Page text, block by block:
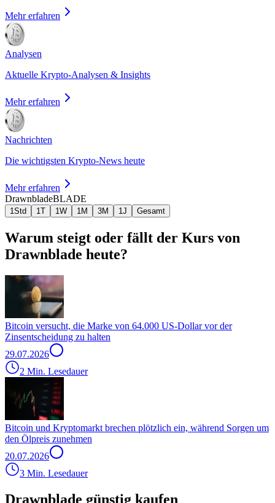
Mehr erfahren
Analysen
Aktuelle Krypto-Analysen & Insights
Mehr erfahren
Nachrichten
Die wichtigsten Krypto-News heute
Mehr erfahren
DrawnbladeBLADE
1Std 1T 1W 1M 3M 1J Gesamt
Warum steigt oder fällt der Kurs von
Drawnblade heute?
Bitcoin versucht, die Marke von 64.000 US-Dollar vor der
Zinsentscheidung zu halten
29.07.2026
2 Min. Lesedauer
Bitcoin und Kryptomarkt brechen plötzlich ein, während Sorgen um
den Ölpreis zunehmen
20.07.2026
3 Min. Lesedauer
Drawnblade günstig kaufen